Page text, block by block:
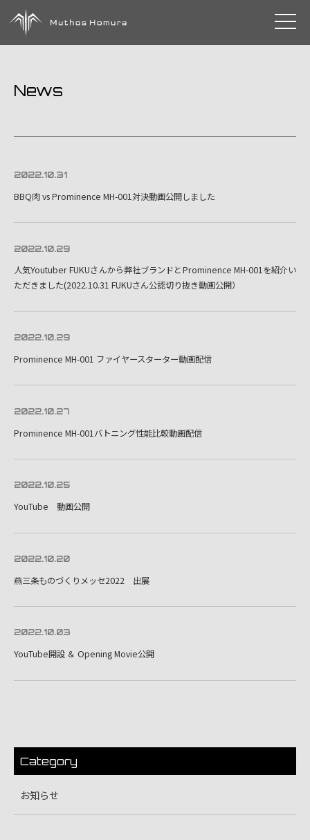
toggle
News
2022.10.31
BBQ肉 vs Prominence MH-001対決動画公開しました
2022.10.29
人気Youtuber FUKUさんから弊社ブランドとProminence MH-001を紹介い
ただきました(2022.10.31 FUKUさん公認切り抜き動画公開）
2022.10.29
Prominence MH-001 ファイヤースターター動画配信
2022.10.27
Prominence MH-001バトニング性能比較動画配信
2022.10.25
YouTube 動画公開
2022.10.20
燕三条ものづくりメッセ2022 出展
2022.10.03
YouTube開設 ＆ Opening Movie公開
Category
お知らせ